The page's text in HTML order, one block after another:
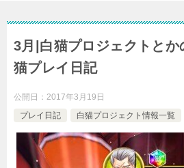
3月|白猫プロジェクトとか
猫プレイ日記
公開日： 2017年3月19日
プレイ日記
白猫プロジェクト情報一覧